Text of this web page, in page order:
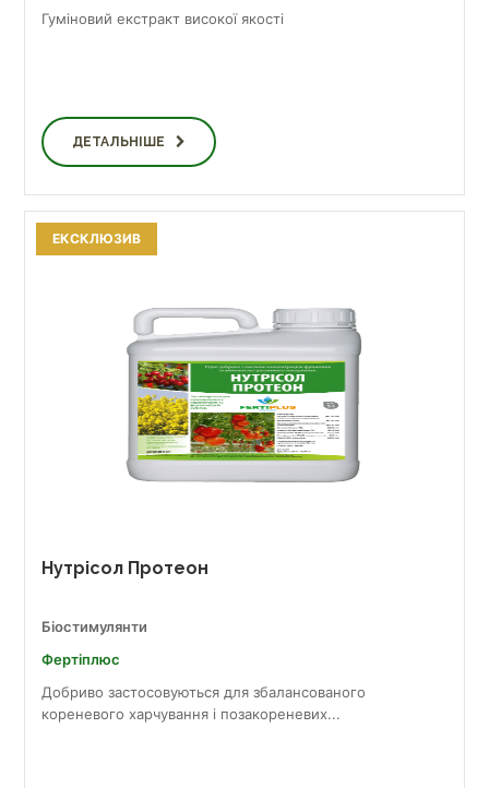
Гуміновий екстракт високої якості
ДЕТАЛЬНІШЕ
Нутрісол Протеон
Біостимулянти
Фертіплюс
Добриво застосовуються для збалансованого
кореневого харчування і позакореневих...
ЕКСКЛЮЗИВ